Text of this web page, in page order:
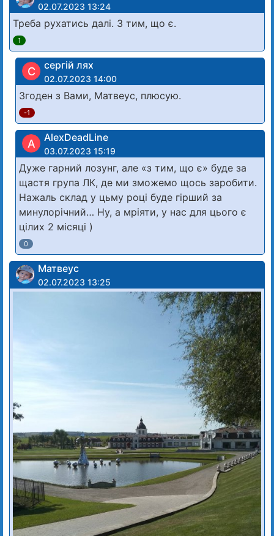
02.07.2023 13:24
Треба рухатись далі. З тим, що є.
1
С сергій лях
02.07.2023 14:00
Згоден з Вами, Матвеус, плюсую.
-1
A AlexDeadLine
03.07.2023 15:19
Дуже гарний лозунг, але «з тим, що є» буде за
щастя група ЛК, де ми зможемо щось заробити.
Нажаль склад у цьму році буде гірший за
минулорічний… Ну, а мріяти, у нас для цього є
цілих 2 місяці )
0
Матвеус
02.07.2023 13:25